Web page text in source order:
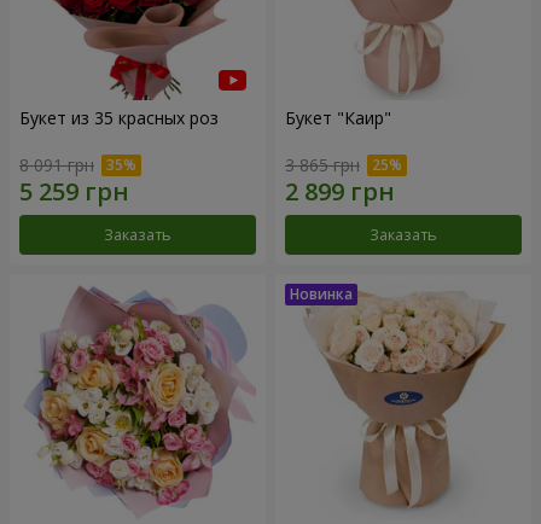
Букет из 35 красных роз
8 091 грн
Заказать
Букет "Каир"
3 865 грн
Заказать